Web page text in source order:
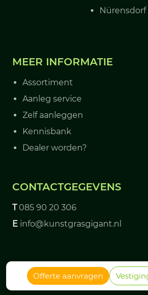
MEER INFORMATIE
Assortiment
Aanleg service
Zelf aanleggen
Kennisbank
Dealer worden?
CONTACTGEGEVENS
T 085 90 20 306
E info@kunstgrasgigant.nl
© 2026 - Kunstgrasgigant
Algemene voorwaarden|Privacy
Offerte aanvragen